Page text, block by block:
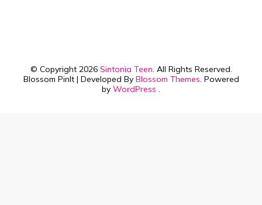
© Copyright 2026 Sintonia Teen. All Rights Reserved.
Blossom PinIt | Developed By Blossom Themes. Powered
by WordPress .